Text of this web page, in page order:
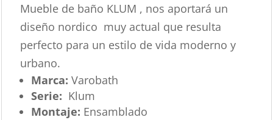
Mueble de baño KLUM , nos aportará un
diseño nordico muy actual que resulta
perfecto para un estilo de vida moderno y
urbano.
Marca: Varobath
Serie: Klum
Montaje: Ensamblado